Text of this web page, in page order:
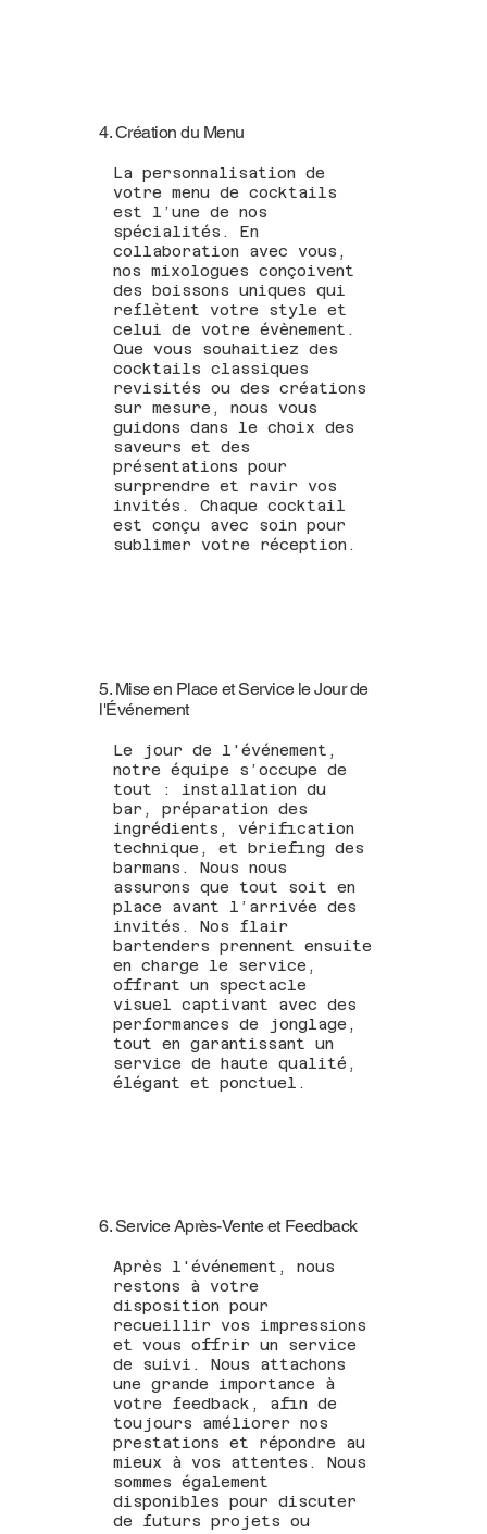
4. Création du Menu
La personnalisation de
votre menu de cocktails
est l’une de nos
spécialités. En
collaboration avec vous,
nos mixologues conçoivent
des boissons uniques qui
reflètent votre style et
celui de votre évènement.
Que vous souhaitiez des
cocktails classiques
revisités ou des créations
sur mesure, nous vous
guidons dans le choix des
saveurs et des
présentations pour
surprendre et ravir vos
invités. Chaque cocktail
est conçu avec soin pour
sublimer votre réception.
5. Mise en Place et Service le Jour de
l'Événement
Le jour de l'événement,
notre équipe s’occupe de
tout : installation du
bar, préparation des
ingrédients, vérification
technique, et briefing des
barmans. Nous nous
assurons que tout soit en
place avant l’arrivée des
invités. Nos flair
bartenders prennent ensuite
en charge le service,
offrant un spectacle
visuel captivant avec des
performances de jonglage,
tout en garantissant un
service de haute qualité,
élégant et ponctuel.
6. Service Après-Vente et Feedback
Après l'événement, nous
restons à votre
disposition pour
recueillir vos impressions
et vous offrir un service
de suivi. Nous attachons
une grande importance à
votre feedback, afin de
toujours améliorer nos
prestations et répondre au
mieux à vos attentes. Nous
sommes également
disponibles pour discuter
de futurs projets ou